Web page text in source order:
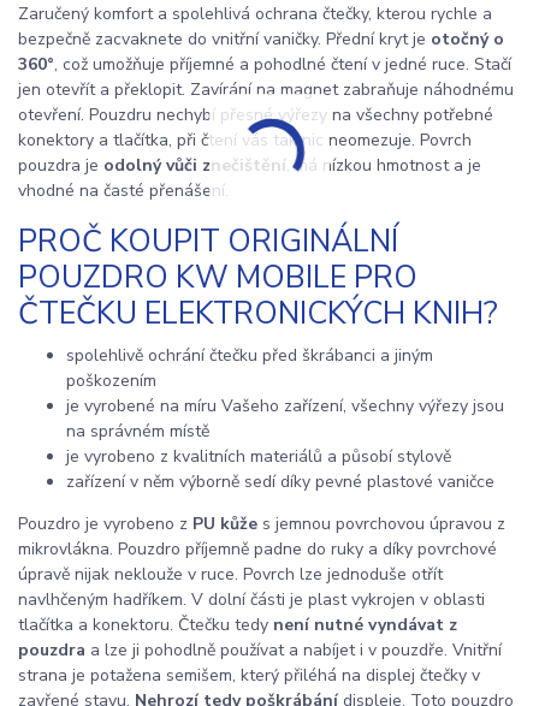
Zaručený komfort a spolehlivá ochrana čtečky, kterou rychle a
bezpečně zacvaknete do vnitřní vaničky. Přední kryt je otočný o
360°, což umožňuje příjemné a pohodlné čtení v jedné ruce. Stačí
jen otevřít a překlopit. Zavírání na magnet zabraňuje náhodnému
otevření. Pouzdru nechybí přesné výřezy na všechny potřebné
konektory a tlačítka, při čtení vás tak nic neomezuje. Povrch
pouzdra je odolný vůči znečištění, má nízkou hmotnost a je
vhodné na časté přenášení.
PROČ KOUPIT ORIGINÁLNÍ
POUZDRO KW MOBILE PRO
ČTEČKU ELEKTRONICKÝCH KNIH?
spolehlivě ochrání čtečku před škrábanci a jiným
poškozením
je vyrobené na míru Vašeho zařízení, všechny výřezy jsou
na správném místě
je vyrobeno z kvalitních materiálů a působí stylově
zařízení v něm výborně sedí díky pevné plastové vaničce
Pouzdro je vyrobeno z PU kůže s jemnou povrchovou úpravou z
mikrovlákna. Pouzdro příjemně padne do ruky a díky povrchové
úpravě nijak neklouže v ruce. Povrch lze jednoduše otřít
navlhčeným hadříkem. V dolní části je plast vykrojen v oblasti
tlačítka a konektoru. Čtečku tedy není nutné vyndávat z
pouzdra a lze ji pohodlně používat a nabíjet i v pouzdře. Vnitřní
strana je potažena semišem, který přiléhá na displej čtečky v
zavřené stavu. Nehrozí tedy poškrábánídispleje. Toto pouzdro